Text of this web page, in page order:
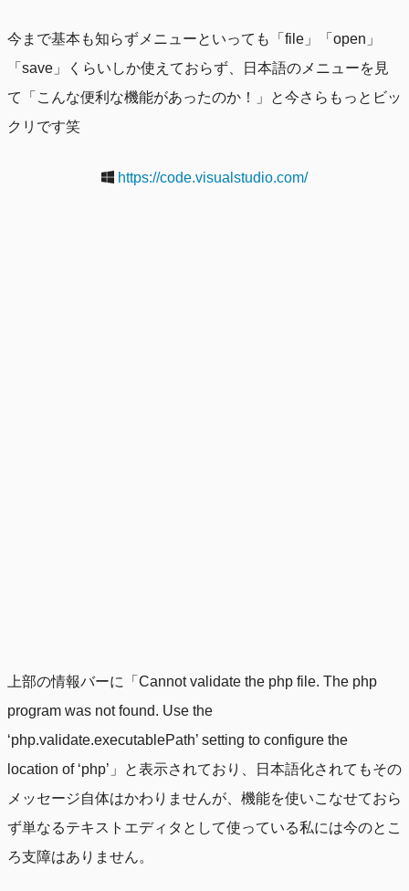
今まで基本も知らずメニューといっても「file」「open」
「save」くらいしか使えておらず、日本語のメニューを見
て「こんな便利な機能があったのか！」と今さらもっとビッ
クリです笑
https://code.visualstudio.com/
上部の情報バーに「Cannot validate the php file. The php
program was not found. Use the
‘php.validate.executablePath’ setting to configure the
location of ‘php’」と表示されており、日本語化されてもその
メッセージ自体はかわりませんが、機能を使いこなせておら
ず単なるテキストエディタとして使っている私には今のとこ
ろ支障はありません。